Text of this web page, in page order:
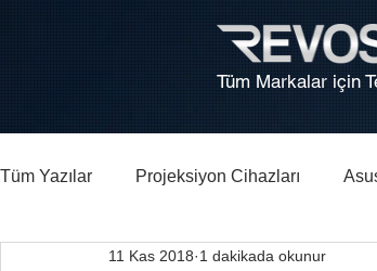
Tüm Markalar için
Tüm Yazılar Projeksiyon Cihazları
Bilgisayar, Laptop Tamiri Ankara
11 Kas 2018 1 dakikada okunur